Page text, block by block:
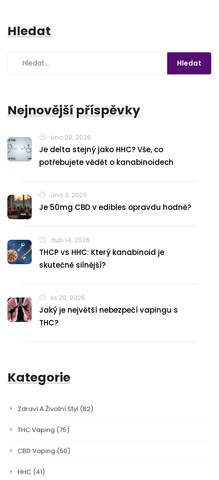
Hledat
Nejnovější příspěvky
úno 28, 2026
Je delta stejný jako HHC? Vše, co
potřebujete vědět o kanabinoidech
úno 3, 2025
Je 50mg CBD v edibles opravdu hodně?
dub 14, 2026
THCP vs HHC: Který kanabinoid je
skutečně silnější?
lis 20, 2025
Jaký je největší nebezpečí vapingu s
THC?
Kategorie
Zdraví A Životní Styl (82)
THC Vaping (75)
CBD Vaping (50)
HHC (41)